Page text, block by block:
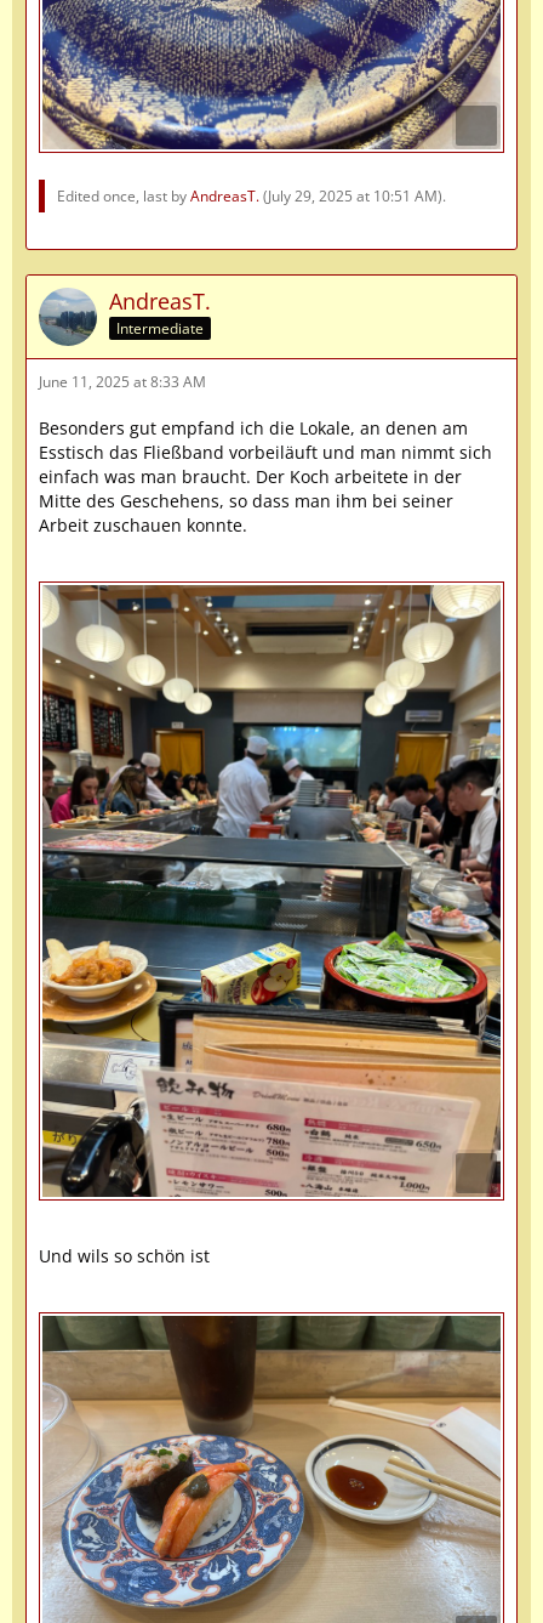
Edited once, last byAndreasT.(July 29, 2025 at 10:51 AM).
AndreasT.
Intermediate
June 11, 2025 at 8:33 AM
Besonders gut empfand ich die Lokale, an denen am
Esstisch das Fließband vorbeiläuft und man nimmt sich
einfach was man braucht. Der Koch arbeitete in der
Mitte des Geschehens, so dass man ihm bei seiner
Arbeit zuschauen konnte.
Und wils so schön ist